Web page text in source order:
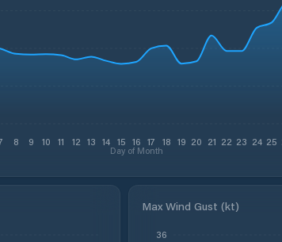
8 9 10 11 12 13 14 15 16 17 18 19 20 21 22 23 24 25
Day of Month
Max Wind Gust (kt)
36